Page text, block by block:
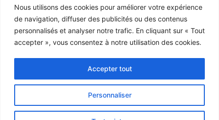
Nous utilisons des cookies pour améliorer votre expérience
de navigation, diffuser des publicités ou des contenus
personnalisés et analyser notre trafic. En cliquant sur « Tout
accepter », vous consentez à notre utilisation des cookies.
Personnaliser
Accepter tout
WhatsApp : (+33) 6 52 17 85 46
E-mail : redaction@atlanticactu.com
E-mail : commercial@atlanticactu.com
Nous écrire Qui sommes-nous ?